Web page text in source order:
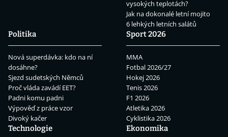
vysokých teplotách?
Jak na dokonalé letní mojito
6 lehkých letních salátů
Politika
Nová superdávka: kdo na ní
dosáhne?
Sjezd sudetských Němců
Proč vláda zavádí EET?
Padni komu padni
Výpověď z práce vzor
Divoký kačer
Sport 2026
MMA
Fotbal 2026/27
Hokej 2026
Tenis 2026
F1 2026
Atletika 2026
Cyklistika 2026
Technologie
Ekonomika